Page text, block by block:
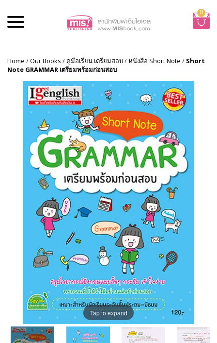
0
Home /Our Books / คู่มือเรียน เตรียมสอบ/หนังสือ Short Note / Short
Note GRAMMAR เตรียมพร้อมก่อนสอบ
Tap to expand